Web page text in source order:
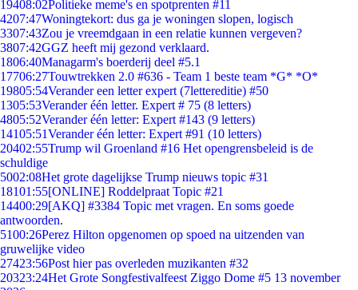
19408:02Politieke meme's en spotprenten #11
4207:47Woningtekort: dus ga je woningen slopen, logisch
3307:43Zou je vreemdgaan in een relatie kunnen vergeven?
3807:42GGZ heeft mij gezond verklaard.
1806:40Managarm's boerderij deel #5.1
17706:27Touwtrekken 2.0 #636 - Team 1 beste team *G* *O*
19805:54Verander een letter expert (7lettereditie) #50
1305:53Verander één letter. Expert # 75 (8 letters)
4805:52Verander één letter: Expert #143 (9 letters)
14105:51Verander één letter: Expert #91 (10 letters)
20402:55Trump wil Groenland #16 Het opengrensbeleid is de
schuldige
5002:08Het grote dagelijkse Trump nieuws topic #31
18101:55[ONLINE] Roddelpraat Topic #21
14400:29[AKQ] #3384 Topic met vragen. En soms goede
antwoorden.
5100:26Perez Hilton opgenomen op spoed na uitzenden van
gruwelijke video
27423:56Post hier pas overleden muzikanten #32
20323:24Het Grote Songfestivalfeest Ziggo Dome #5 13 november